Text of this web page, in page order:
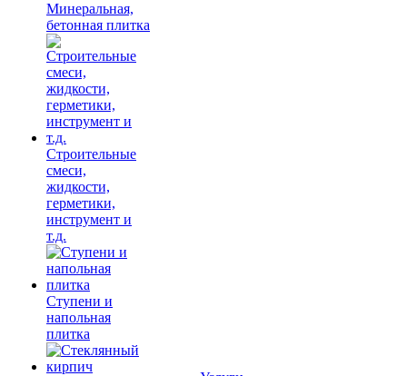
Минеральная,
бетонная плитка
Строительные
смеси,
жидкости,
герметики,
инструмент и
т.д.
Ступени и
напольная
плитка